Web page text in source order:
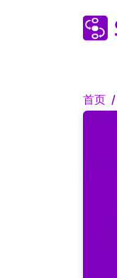
首页